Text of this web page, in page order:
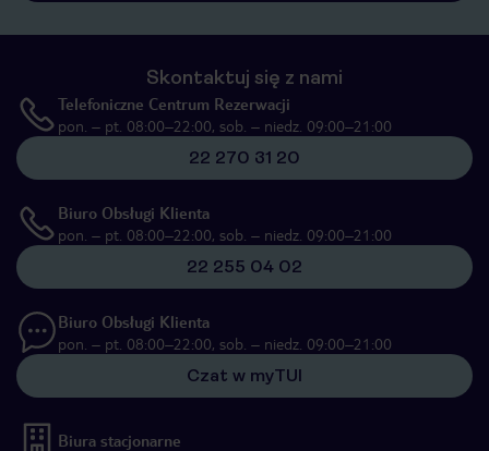
Skontaktuj się z nami
Telefoniczne Centrum Rezerwacji
pon. – pt. 08:00–22:00, sob. – niedz. 09:00–21:00
22 270 31 20
Biuro Obsługi Klienta
pon. – pt. 08:00–22:00, sob. – niedz. 09:00–21:00
22 255 04 02
Biuro Obsługi Klienta
pon. – pt. 08:00–22:00, sob. – niedz. 09:00–21:00
Czat w myTUI
Biura stacjonarne